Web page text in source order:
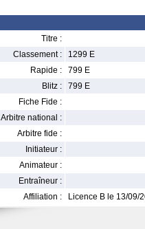
Titre :
Classement :
1299 E
Rapide :
799 E
Blitz :
799 E
Fiche Fide :
Arbitre national :
Arbitre fide :
Initiateur :
Animateur :
Entraîneur :
Affiliation :
Licence B le 13/09/